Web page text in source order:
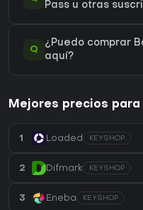
Pass u otras
Q
¿Puedo comprar
aquí?
Mejores precios para
1 Loaded KEYSHOP
2 Difmark KEYSHOP
3 Eneba KEYSHOP